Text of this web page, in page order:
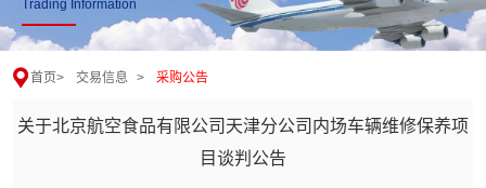
Trading Information
首页> 交易信息 > 采购公告
关于北京航空食品有限公司天津分公司内场车辆维修保养项
目谈判公告